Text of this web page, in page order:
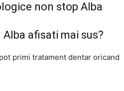
non stop Alba
afisati mai sus?
primi tratament dentar oricand